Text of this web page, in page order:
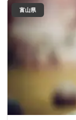
富山県